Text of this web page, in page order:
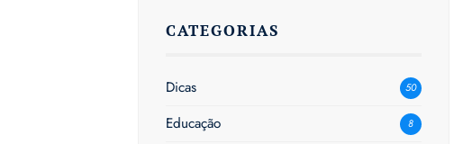
CATEGORIAS
Dicas 50
Educação 8